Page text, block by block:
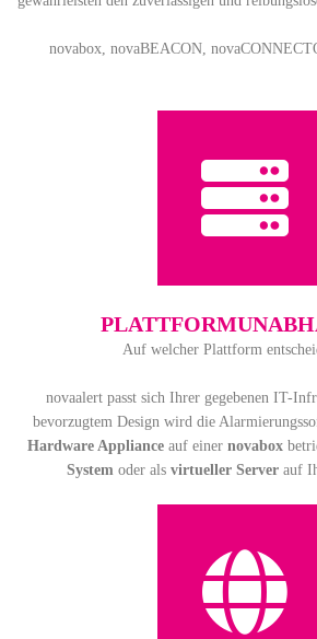
novabox, novaBEACON,
Auf welcher Plattform
novaalert passt sich Ihrer gegebenen IT-
bevorzugtem Design wird die
Hardware Applianceauf einer novabox
Systemoder als virtueller Serverauf